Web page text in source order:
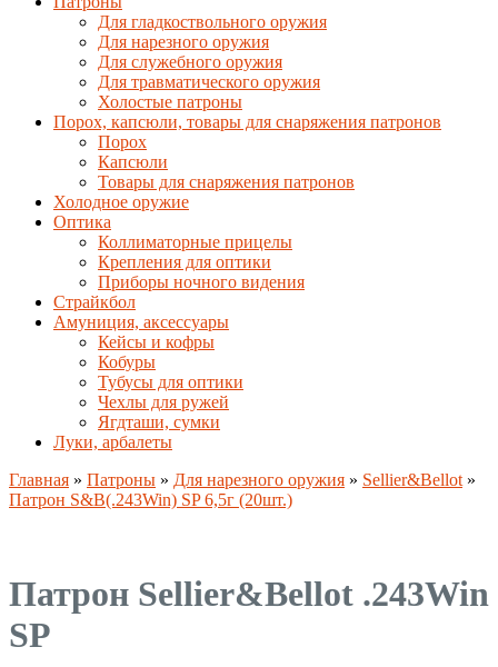
Для гладкоствольного оружия
Для нарезного оружия
Для служебного оружия
Для травматического оружия
Холостые патроны
Порох, капсюли, товары для снаряжения патронов
Порох
Капсюли
Товары для снаряжения патронов
Холодное оружие
Оптика
Коллиматорные прицелы
Крепления для оптики
Приборы ночного видения
Страйкбол
Амуниция, аксессуары
Кейсы и кофры
Кобуры
Тубусы для оптики
Чехлы для ружей
Ягдташи, сумки
Луки, арбалеты
Главная » Патроны » Для нарезного оружия » Sellier&Bellot »
Патрон S&B(.243Win) SP 6,5г (20шт.)
Патрон Sellier&Bellot .243Win
SP